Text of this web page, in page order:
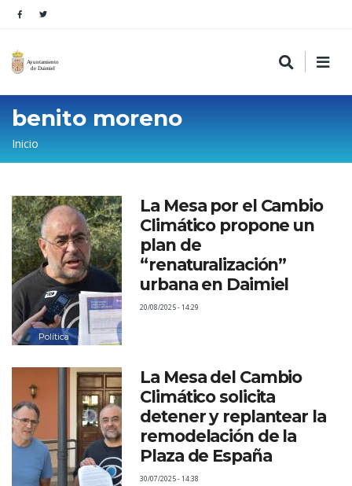
benito moreno
Sobrescribir
enlaces
de
ayuda
a
la
navegación
Inicio
Política
La Mesa por el Cambio
Climático propone un
plan de
“renaturalización”
urbana en Daimiel
20/08/2025 - 14:29
La Mesa del Cambio
Climático solicita
detener y replantear la
remodelación de la
Plaza de España
30/07/2025 - 14:38